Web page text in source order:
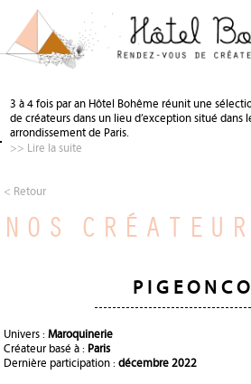
NOS
PRESSE
QUI
SALON
3 à 4 fois par an Hôtel Bohême réunit une
de créateurs dans un lieu d’exception situé dans
arrondissement de Paris.
>> Lire la suite
< Retour
NOS
Univers :Maroquinerie
Créateur basé à : Paris
Dernière participation :décembre 2022